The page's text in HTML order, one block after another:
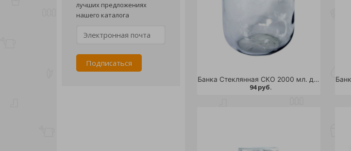
лучших предложениях
нашего каталога
Банка Стеклянная СКО 2000 мл. д.82 /6
94 руб.